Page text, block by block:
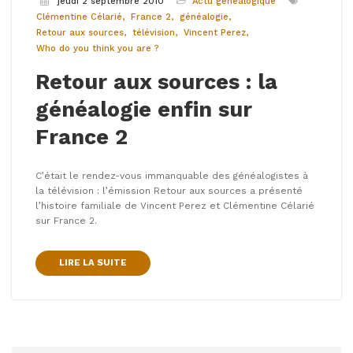
Clémentine Célarié
France 2
généalogie
Retour aux sources
télévision
Vincent Perez
Who do you think you are ?
Retour aux sources : la
généalogie enfin sur
France 2
C’était le rendez-vous immanquable des généalogistes à
la télévision : l’émission Retour aux sources a présenté
l’histoire familiale de Vincent Perez et Clémentine Célarié
sur France 2.
LIRE LA SUITE